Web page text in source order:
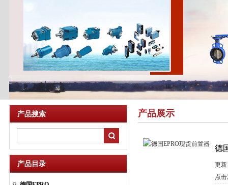
产品搜索
产品目录
产品展示
德
更
点